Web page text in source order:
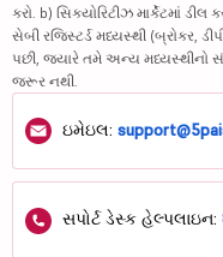
કરો. b) સિક્યોરિટીઝ માર્કેટમાં
સેબી રજિસ્ટર્ડ મધ્યસ્થી (બ્રોકર,
પછી, જ્યારે તમે અન્ય મધ્યસ્થીનો
જરૂર નથી.
ઇમેઇલ:
સપોર્ટ ડેસ્ક હેલ્પલાઇન: